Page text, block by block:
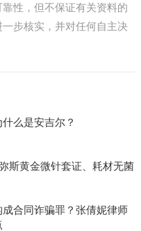
性，但不保证有关资料的
步核实，并对任何自主决
么是安吉尔？
斯黄金微针套证、耗材无菌
合同诈骗罪？张倩妮律师